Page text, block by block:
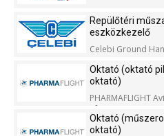
Repülőtéri
eszközkezelő
Celebi Ground
Oktató (oktató
oktató)
PHARMAFLIGHT
Kft.
Oktató
oktató)